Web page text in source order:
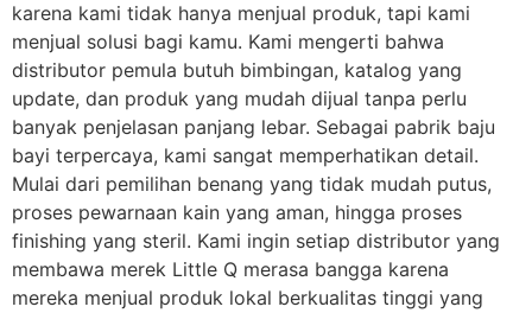
karena kami tidak hanya menjual produk, tapi kami
menjual solusi bagi kamu. Kami mengerti bahwa
distributor pemula butuh bimbingan, katalog yang
update, dan produk yang mudah dijual tanpa perlu
banyak penjelasan panjang lebar. Sebagai pabrik baju
bayi terpercaya, kami sangat memperhatikan detail.
Mulai dari pemilihan benang yang tidak mudah putus,
proses pewarnaan kain yang aman, hingga proses
finishing yang steril. Kami ingin setiap distributor yang
membawa merek Little Q merasa bangga karena
mereka menjual produk lokal berkualitas tinggi yang